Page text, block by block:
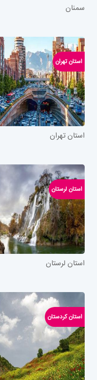
سمنان
استان تهران
استان تهران
استان لرستان
استان لرستان
استان کردستان